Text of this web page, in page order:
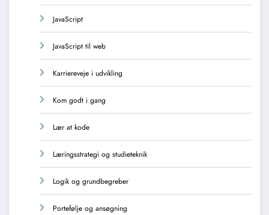
JavaScript
JavaScript til web
Karriereveje i udvikling
Kom godt i gang
Lær at kode
Læringsstrategi og studieteknik
Logik og grundbegreber
Portefølje og ansøgning